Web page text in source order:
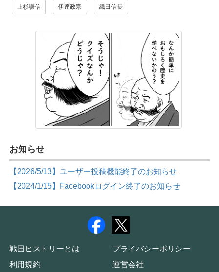
上杉謙信 伊達政宗 織田信長
お知らせ
【2026/5/13】ユーザー投稿機能終了のお知らせ
【2024/1/15】Facebookログイン終了のお知らせ
戦国ヒストリーとは
プライバシーポリシー
利用規約
運営会社